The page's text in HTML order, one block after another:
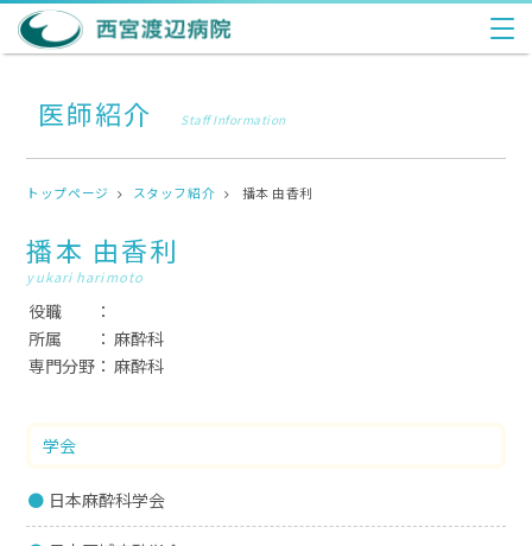
医師紹介 Staff Information
トップページ スタッフ紹介 播本 由香利
播本 由香利
yukari harimoto
役職
所属
麻酔科
専門分野
麻酔科
学会
日本麻酔科学会